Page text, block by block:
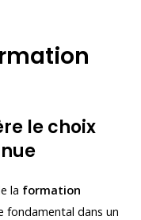
le choix
la formation
fondamental dans un